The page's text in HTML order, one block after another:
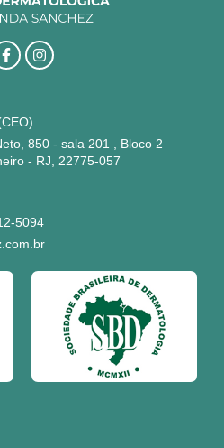
F
a
o
k
-
I
n
a
m
850 - sala 201 , Bloco 2
- RJ, 22775-057
5094